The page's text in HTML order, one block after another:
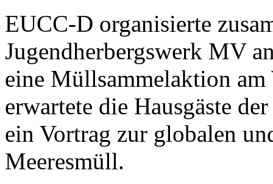
EUCC-D organisierte
Jugendherbergswerk MV
eine Müllsammelaktion
erwartete die Hausgäste
ein Vortrag zur globalen
Meeresmüll.